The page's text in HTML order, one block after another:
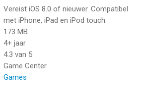
getting-help/
about the game or require
community@appynation.com
Vereist iOS 8.0 of nieuwer. Compatibel
met iPhone, iPad en iPod touch.
173 MB
4+ jaar
4.3 van 5
Game Center
Games